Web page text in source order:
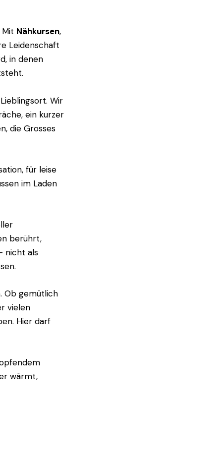
Nähkursen,
Leidenschaft
in denen
Wir
ein kurzer
die Grosses
für leise
im Laden
berührt,
nicht als
Ob gemütlich
vielen
Hier darf
wärmt,